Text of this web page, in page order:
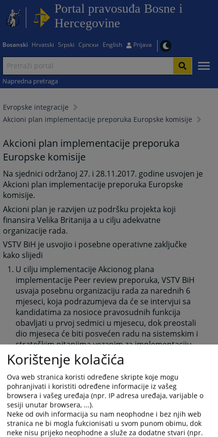
Portal pravosuđa Bosne i
Hercegovine
Bosanski Hrvatski Srpski Српски English Prijava
Napredna pretraga
Evropske integracije
Akcioni plan implementacije preporuka Europske komisije
Akcioni plan implementacije preporuka
Europske komisije
Na sjednici održanoj 27. i 28.11.2017. godine usvojen je
Akcioni plan implementacije preporuka Europske
komisije.
Akcioni plan je razvijen uz podršku projekta koji
finansira Velika Britanija a u cilju adekvatne
organizacije rada.
VSTV BiH je usvojio i posebne operativne zaključke
kako slijedi
U cilju implementacije Akcionog plana
implementacije Peer review preporuka, VSTV BiH
usvaja posebnu organizaciju rada za narednih 6
mjeseci, koja podrazumjeva da će se intervjui sa
kandidatima za nosioce pravosudnih funkcija
obavljati u prvoj sedmici u mjesecu, dok preostali
dio mjeseca će biti posvećen radu na sistemskim i
strateškim pitanjima vezanim za implementaciju
Peer review preporuka.
Obzirom da će na realizaciji zaključka broj 1.
učestvovati svi članovi VSTV BiH, potrebno je uputiti
Obavještenje predsjednicima sudova i glavnim
tužiocima da je potrebno izvršiti izmjenu Planova za
rješavanje starih predmeta te korekciju norme za
članove VSTV koji će biti pojačano angažovani u
narednom periodu u radu u VSTV BiH.
Korištenje kolačića
Ova web stranica koristi određene skripte koje mogu
pohranjivati i koristiti određene informacije iz vašeg
browsera i vašeg uređaja (npr. IP adresa uređaja, varijable o
sesiji unutar browsera, ...).
Neke od ovih informacija su nam neophodne i bez njih web
stranica ne bi mogla fukcionisati u svom punom obimu, dok
neke nisu prijeko neophodne a služe za dodatne stvari (npr.